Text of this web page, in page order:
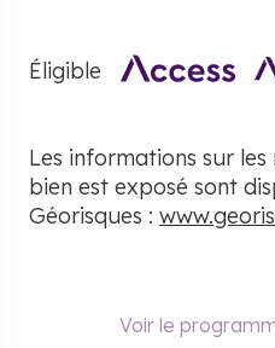
Éligible
Les informations sur
bien est exposé sont
Géorisques :
Voir le